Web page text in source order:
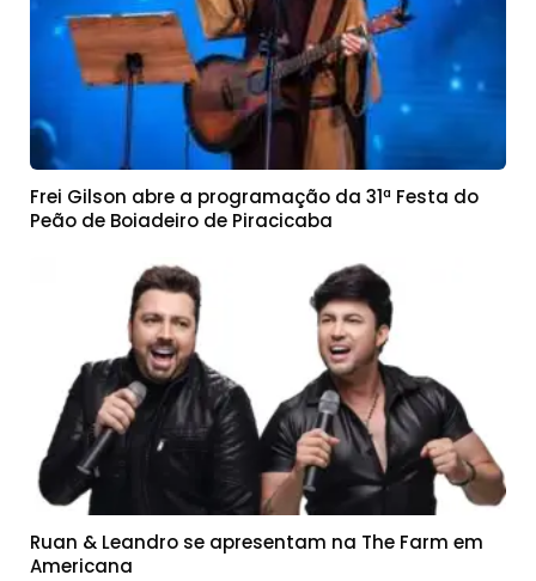
Frei Gilson abre a programação da 31ª Festa do
Peão de Boiadeiro de Piracicaba
Ruan & Leandro se apresentam na The Farm em
Americana